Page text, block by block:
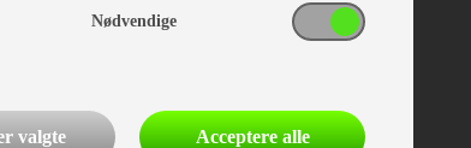
Nødvendige
valgte Acceptere alle